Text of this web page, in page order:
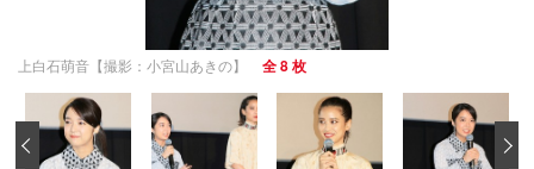
上白石萌音【撮影：小宮山あきの】 全 8 枚
‹